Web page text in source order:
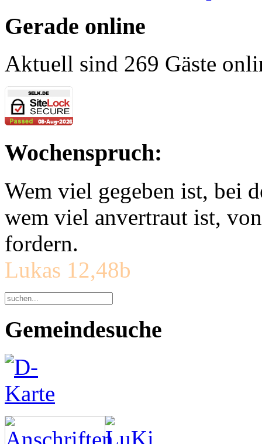
Gerade online
Aktuell sind 269 Gäste
Wochenspruch:
Wem viel gegeben ist, bei
wem viel anvertraut ist,
fordern.
Lukas 12,48b
Gemeindesuche